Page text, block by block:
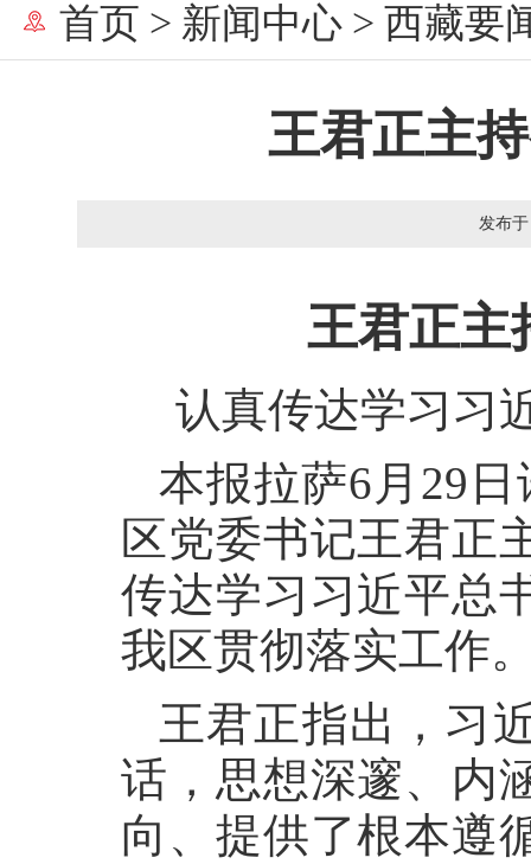
首页 > 新闻中心 > 西藏要
王君正主
发布
王君正主
认真传达学习习
本报拉萨6月29
区党委书记王君正
传达学习习近平总
我区贯彻落实工作
王君正指出，习
话，思想深邃、内
向、提供了根本遵